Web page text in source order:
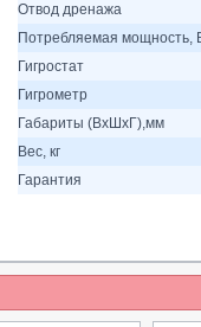
Отвод дренажа
Потребляемая мощность,
Гигростат
Гигрометр
Габариты (ВхШхГ),мм
Вес, кг
Гарантия